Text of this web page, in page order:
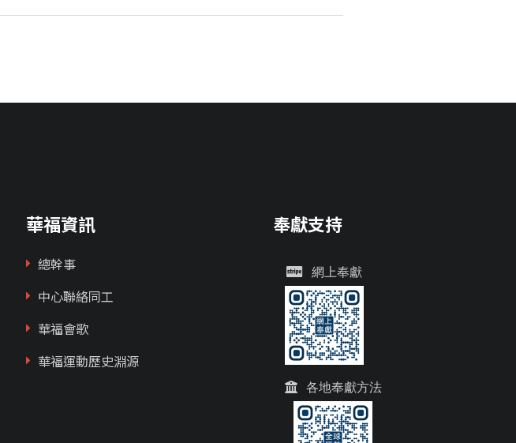
華福資訊
總幹事
中心聯絡同工
華福會歌
華福運動歷史淵源
奉獻支持
網上奉獻
各地奉獻方法